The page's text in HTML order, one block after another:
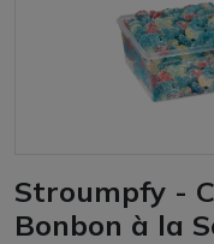
Stroumpfy -
Bonbon à la